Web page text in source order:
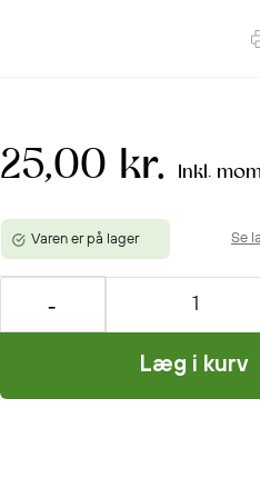
25,00 kr. Inkl.
Varen er på lager Se
Læg i kurv